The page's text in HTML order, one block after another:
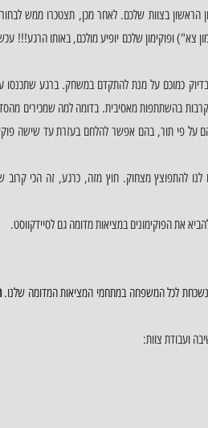
את הפוקימונים במציאות מדומה גם לסיידקווסט.
נשכחת לכל המשפחה במתחמי המציאות המדומה שלנו.
ועבודת צוות: